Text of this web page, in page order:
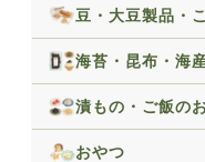
豆・大豆製品・
海苔・昆布・海
漬もの・ご飯の
おやつ